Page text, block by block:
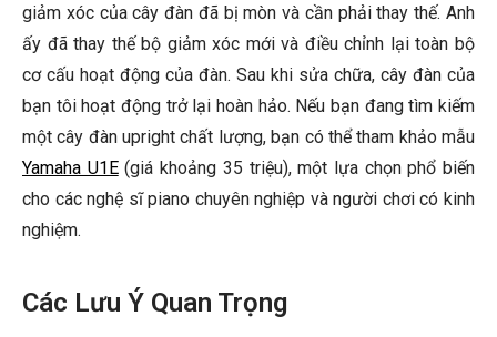
giảm xóc của cây đàn đã bị mòn và cần phải thay thế. Anh
ấy đã thay thế bộ giảm xóc mới và điều chỉnh lại toàn bộ
cơ cấu hoạt động của đàn. Sau khi sửa chữa, cây đàn của
bạn tôi hoạt động trở lại hoàn hảo. Nếu bạn đang tìm kiếm
một cây đàn upright chất lượng, bạn có thể tham khảo mẫu
Yamaha U1E(giá khoảng 35 triệu), một lựa chọn phổ biến
cho các nghệ sĩ piano chuyên nghiệp và người chơi có kinh
nghiệm.
Các Lưu Ý Quan Trọng